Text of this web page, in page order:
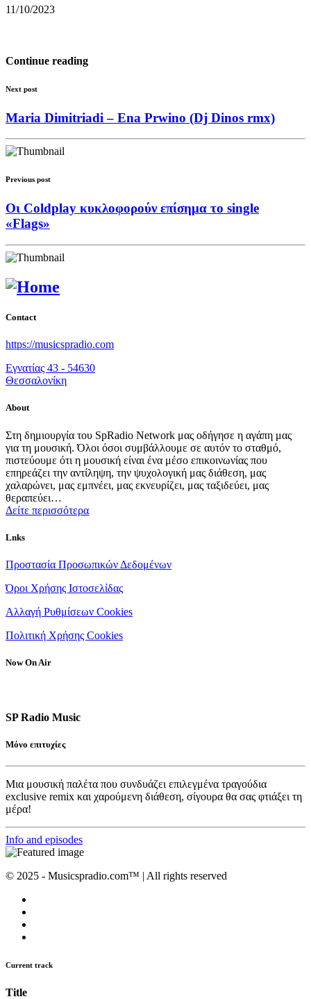
11/10/2023
Continue reading
Next post
Maria Dimitriadi – Ena Prwino (Dj Dinos rmx)
Previous post
Οι Coldplay κυκλοφορούν επίσημα το single
«Flags»
Contact
https://musicspradio.com
Εγνατίας 43 - 54630
Θεσσαλονίκη
About
Στη δημιουργία του SpRadio Network μας οδήγησε η αγάπη μας
για τη μουσική. Όλοι όσοι συμβάλλουμε σε αυτόν το σταθμό,
πιστεύουμε ότι η μουσική είναι ένα μέσο επικοινωνίας που
επηρεάζει την αντίληψη, την ψυχολογική μας διάθεση, μας
χαλαρώνει, μας εμπνέει, μας εκνευρίζει, μας ταξιδεύει, μας
θεραπεύει…
Δείτε περισσότερα
Lnks
Προστασία Προσωπικών Δεδομένων
Όροι Χρήσης Ιστοσελίδας
Αλλαγή Ρυθμίσεων Cookies
Πολιτική Χρήσης Cookies
Now On Air
SP Radio Music
Μόνο επιτυχίες
Μια μουσική παλέτα που συνδυάζει επιλεγμένα τραγούδια
exclusive remix και χαρούμενη διάθεση, σίγουρα θα σας φτιάξει τη
μέρα!
Info and episodes
© 2025 - Musicspradio.com™ | All rights reserved
Current track
Title